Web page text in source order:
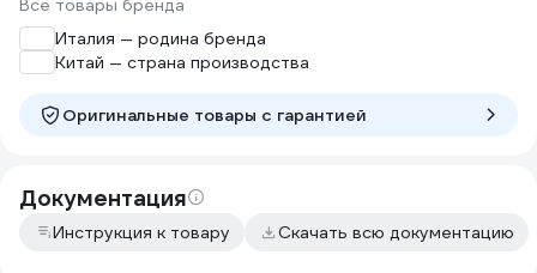
Все товары бренда
Италия — родина бренда
Китай — страна производства
Оригинальные товары c гарантией
Документация
Инструкция к товару Скачать всю документацию